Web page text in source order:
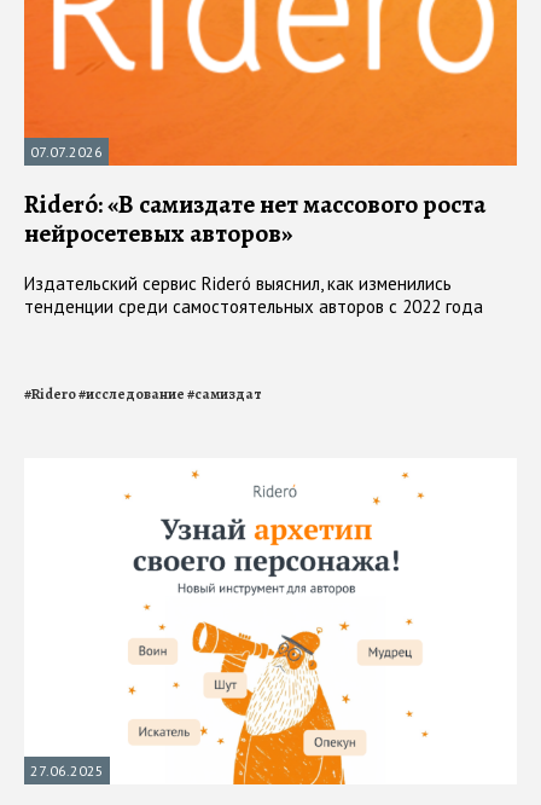
07.07.2026
Rideró: «В самиздате нет массового роста
нейросетевых авторов»
Издательский сервис Rideró выяснил, как изменились
тенденции среди самостоятельных авторов с 2022 года
#Ridero#исследование#самиздат
27.06.2025